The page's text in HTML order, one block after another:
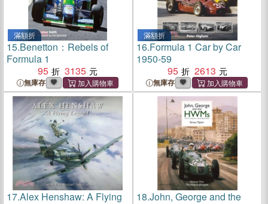
滿額折
15.Benetton：Rebels of
Formula 1
95
3135
無庫存
滿額折
16.Formula 1 Car by Car
1950-59
95
2613
無庫存
17.Alex Henshaw: A Flying
18.John, George and the